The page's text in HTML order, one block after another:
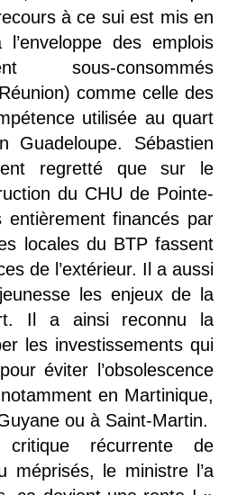
à ce sui est mis en
des emplois
sous-consommés
comme celle des
utilisée au quart
Guadeloupe. Sébastien
regretté que sur le
du CHU de Pointe-
entièrement financés par
locales du BTP fassent
de l’extérieur. Il a aussi
les enjeux de la
Il a ainsi reconnu la
les investissements qui
éviter l’obsolescence
en Martinique,
ou à Saint-Martin.
récurrente de
méprisés, le ministre l’a